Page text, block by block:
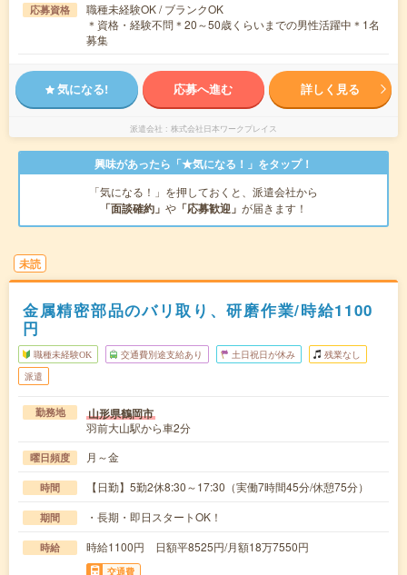
応募資格
職種未経験OK / ブランクOK
＊資格・経験不問＊20～50歳くらいまでの男性活躍中＊1名
募集
気になる! 応募へ進む 詳しく見る
派遣会社 株式会社日本ワークプレイス
興味があったら「★気になる！」をタップ！
「気になる！」を押しておくと、派遣会社から
「面談確約」 や 「応募歓迎」 が届きます！
未読
金属精密部品のバリ取り、研磨作業/時給1100
円
職種未経験OK 交通費別途支給あり 土日祝日が休み 残業なし
派遣
勤務地 山形県鶴岡市
羽前大山駅から車2分
曜日頻度 月～金
時間 【日勤】5勤2休8:30～17:30（実働7時間45分/休憩75分）
期間 ・長期・即日スタートOK！
時給 時給1100円 日額平8525円/月額18万7550円
交通費